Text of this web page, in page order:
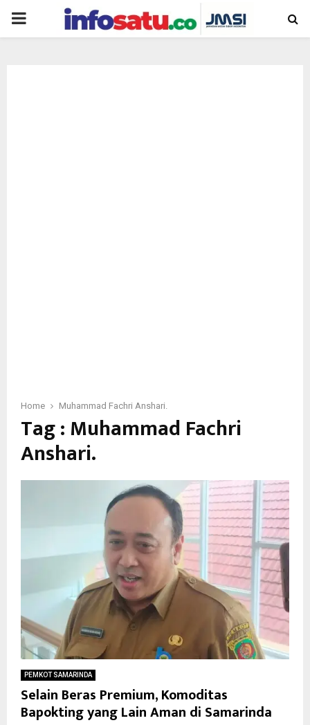
PRIMARY
Home Muhammad Fachri Anshari.
Tag : Muhammad Fachri
Anshari.
PEMKOT SAMARINDA
Selain Beras Premium, Komoditas
Bapokting yang Lain Aman di Samarinda